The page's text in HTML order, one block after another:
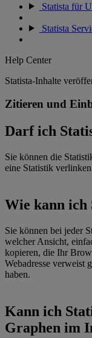
Statista für
Statista
Help Center
Statista-Inhalte
Zitieren und
Darf ich
Sie können die
eine Statistik
Wie kann ich
Sie können bei jeder
welcher Ansicht,
kopieren, die Ihr
Webadresse verweist
haben.
Kann ich
Graphen im